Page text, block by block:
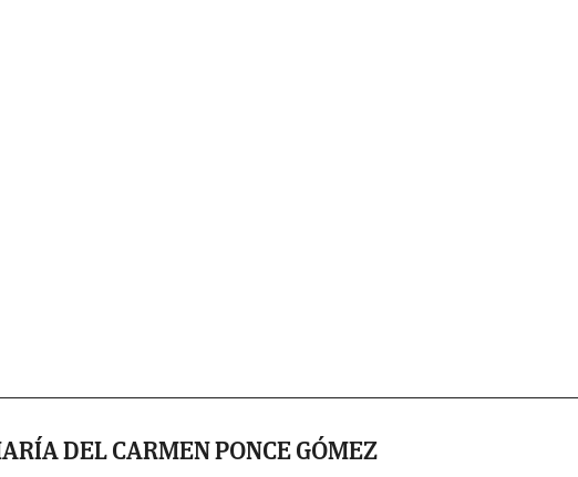
DEL CARMEN PONCE GÓMEZ